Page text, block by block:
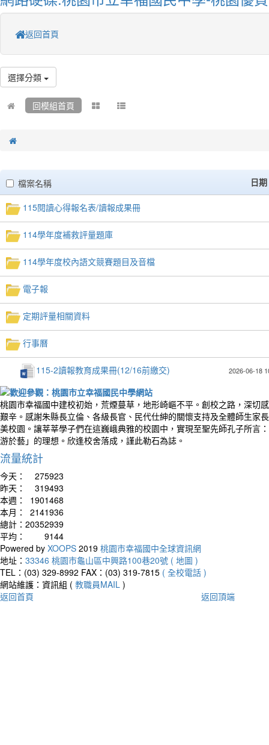
返回首頁
選擇分類
回模組首頁
clickAll
檔案名稱 日期
115閱讀心得報名表/讀報成果冊
114學年度補救評量題庫
114學年度校內語文競賽題目及音檔
電子報
定期評量相關資料
行事曆
115-2讀報教育成果冊(12/16前繳交) 2026-06-18
桃園市幸福國中建校初始，荒煙蔓草，地形崎嶇不平。創校之路，深切
艱辛。感謝朱縣長立倫、各級長官、民代仕紳的關懷支持及全體師生家
美校園。讓莘莘學子們在這巍峨典雅的校園中，實現至聖先師孔子所言
游於藝」的理想。欣逢校舍落成，謹此勒石為誌。
流量統計
今天：
275923
昨天：
319493
本週：
1901468
本月：
2141936
總計： 20352939
平均：
9144
Powered by XOOPS 2019 桃園市幸福國中全球資訊網
地址： 33346 桃園市龜山區中興路100巷20號 ( 地圖 )
TEL：(03) 329-8992 FAX：(03) 319-7815 ( 全校電話 )
網站維護：資訊組 ( 教職員MAIL )
返回首頁
返回頂端